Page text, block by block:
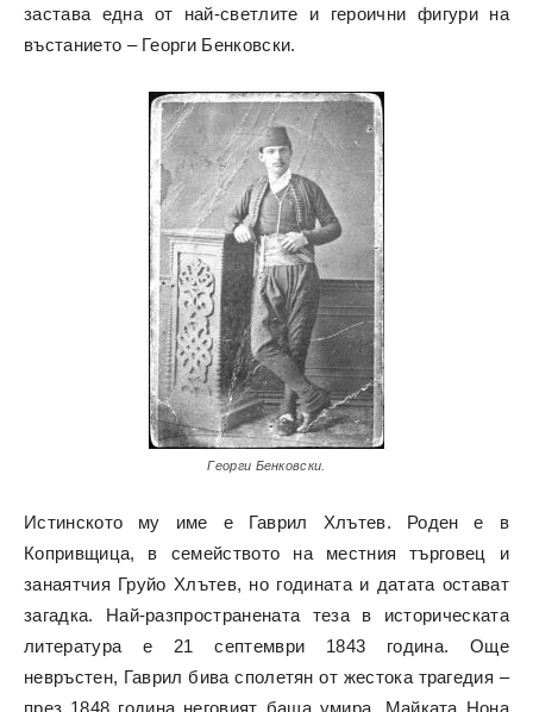
застава една от най-светлите и героични фигури на
въстанието – Георги Бенковски.
Георги Бенковски.
Истинското му име е Гаврил Хлътев. Роден е в
Копривщица, в семейството на местния търговец и
занаятчия Груйо Хлътев, но годината и датата остават
загадка. Най-разпространената теза в историческата
литература е 21 септември 1843 година. Още
невръстен, Гаврил бива сполетян от жестока трагедия –
през 1848 година неговият баща умира. Майката Нона